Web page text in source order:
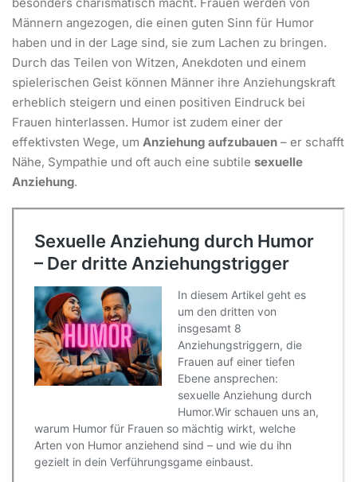
Männern angezogen, die einen guten Sinn für Humor
haben und in der Lage sind, sie zum Lachen zu bringen.
Durch das Teilen von Witzen, Anekdoten und einem
spielerischen Geist können Männer ihre Anziehungskraft
erheblich steigern und einen positiven Eindruck bei
Frauen hinterlassen. Humor ist zudem einer der
effektivsten Wege, um Anziehung aufzubauen – er schafft
Nähe, Sympathie und oft auch eine subtile sexuelle
Anziehung.